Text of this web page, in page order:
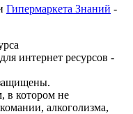
Гипермаркета Знаний -
интернет ресурсов -
в котором не
алкоголизма,